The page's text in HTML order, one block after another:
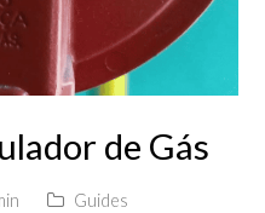
de Gás
Guides